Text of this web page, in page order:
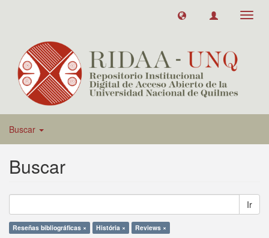
Buscar
Buscar
Ir
Reseñas bibliográficas × História × Reviews ×